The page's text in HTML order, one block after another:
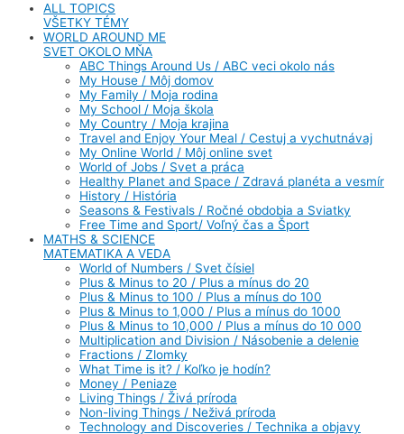
ALL TOPICS
VŠETKY TÉMY
WORLD AROUND ME
SVET OKOLO MŇA
ABC Things Around Us / ABC veci okolo nás
My House / Môj domov
My Family / Moja rodina
My School / Moja škola
My Country / Moja krajina
Travel and Enjoy Your Meal / Cestuj a vychutnávaj
My Online World / Môj online svet
World of Jobs / Svet a práca
Healthy Planet and Space / Zdravá planéta a vesmír
History / História
Seasons & Festivals / Ročné obdobia a Sviatky
Free Time and Sport/ Voľný čas a Šport
MATHS & SCIENCE
MATEMATIKA A VEDA
World of Numbers / Svet čísiel
Plus & Minus to 20 / Plus a mínus do 20
Plus & Minus to 100 / Plus a mínus do 100
Plus & Minus to 1,000 / Plus a mínus do 1000
Plus & Minus to 10,000 / Plus a mínus do 10 000
Multiplication and Division / Násobenie a delenie
Fractions / Zlomky
What Time is it? / Koľko je hodín?
Money / Peniaze
Living Things / Živá príroda
Non-living Things / Neživá príroda
Technology and Discoveries / Technika a objavy